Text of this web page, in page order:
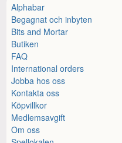
Alphabar
Begagnat och inbyten
Bits and Mortar
Butiken
FAQ
International orders
Jobba hos oss
Kontakta oss
Köpvillkor
Medlemsavgift
Om oss